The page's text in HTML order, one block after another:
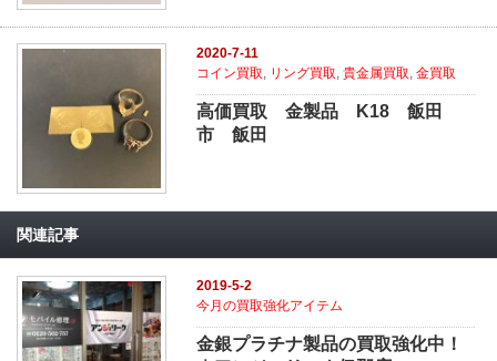
2020-7-11
コイン買取, リング買取,貴金属買取,金買取
高価買取 金製品 K18 飯田
市 飯田
関連記事
2019-5-2
今月の買取強化アイテム
金銀プラチナ製品の買取強化中！